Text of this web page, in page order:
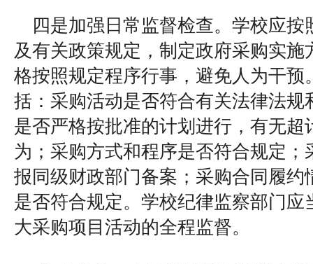
四是加强日常监督检查。学校应
及有关政策规定，制定政府采购实施
格按照规定程序行事，避免人为干预
括：采购活动是否符合有关法律法规
是否严格按批准的计划进行，有无超
为；采购方式和程序是否符合规定；
报同级财政部门备案；采购合同履约
是否符合规定。学校纪律监察部门应
大采购项目活动的全程监督。